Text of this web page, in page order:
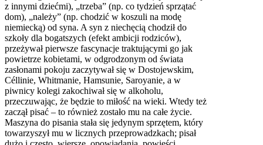
z innymi dziećmi), „trzeba” (np. co tydzień sprzątać
dom), „należy” (np. chodzić w koszuli na modę
niemiecką) od syna. A syn z niechęcią chodził do
szkoły dla bogatszych (efekt ambicji rodziców),
przeżywał pierwsze fascynacje traktującymi go jak
powietrze kobietami, w odgrodzonym od świata
zasłonami pokoju zaczytywał się w Dostojewskim,
Céllinie, Whitmanie, Hamsunie, Saroyanie, a w
piwnicy kolegi zakochiwał się w alkoholu,
przeczuwając, że będzie to miłość na wieki. Wtedy też
zaczął pisać – to również zostało mu na całe życie.
Maszyna do pisania stała się jedynym sprzętem, który
towarzyszył mu w licznych przeprowadzkach; pisał